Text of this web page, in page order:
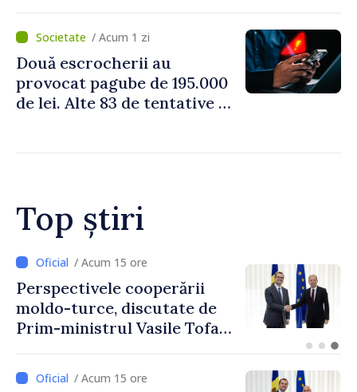
/ Acum 1 zi
Două escrocherii au
provocat pagube de 195.000
de lei. Alte 83 de tentative au
Top știri
/ Acum 12 ore
Forumul Diasporei //
Republica Moldova,
promovată în Elveția prin
exporturi
/ Acum 15 ore